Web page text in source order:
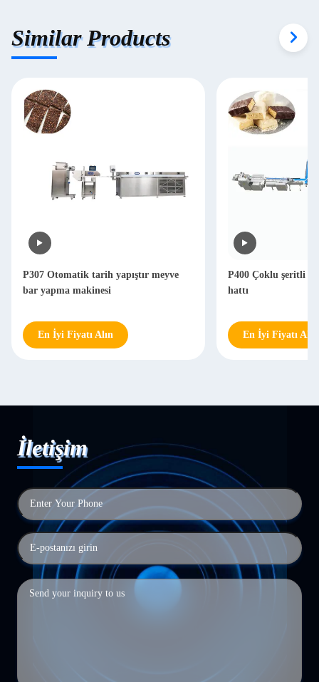
Similar Products
tarih yapıştır meyve
Alın
P400 Çoklu şeritli protein bar üretim
En İyi Fiyatı Alın
İletişim